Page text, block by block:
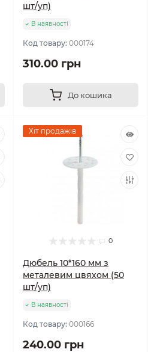
шт/уп)
В наявності
Код товару: 000174
310.00 грн
До кошика
Хіт продажів
0
Дюбель 10*160 мм з
металевим цвяхом (50
шт/уп)
В наявності
Код товару: 000166
240.00 грн